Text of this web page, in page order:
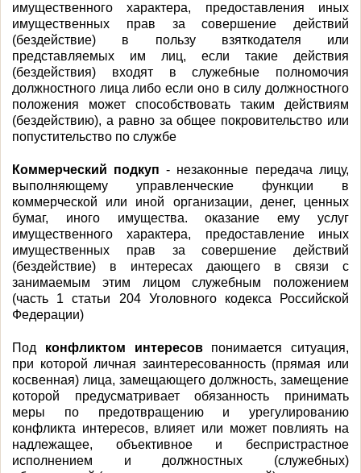
имущественного характера, предоставления иных
имущественных прав за совершение действий
(бездействие) в пользу взяткодателя или
представляемых им лиц, если такие действия
(бездействия) входят в служебные полномочия
должностного лица либо если оно в силу должностного
положения может способствовать таким действиям
(бездействию), а равно за общее покровительство или
попустительство по службе
Коммерческий подкуп - незаконные передача лицу,
выполняющему управленческие функции в
коммерческой или иной организации, денег, ценных
бумаг, иного имущества. оказание ему услуг
имущественного характера, предоставление иных
имущественных прав за совершение действий
(бездействие) в интересах дающего в связи с
занимаемым этим лицом служебным положением
(часть 1 статьи 204 Уголовного кодекса Российской
Федерации)
Под конфликтом интересовпонимается ситуация,
при которой личная заинтересованность (прямая или
косвенная) лица, замещающего должность, замещение
которой предусматривает обязанность принимать
меры по предотвращению и урегулированию
конфликта интересов, влияет или может повлиять на
надлежащее, объективное и беспристрастное
исполнением и должностных (служебных)